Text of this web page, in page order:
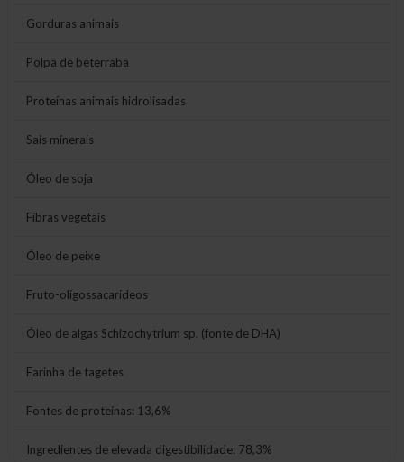
Gorduras animais
Polpa de beterraba
Proteínas animais hidrolisadas
Sais minerais
Óleo de soja
Fibras vegetais
Óleo de peixe
Fruto-oligossacarídeos
Óleo de algas Schizochytrium sp. (fonte de DHA)
Farinha de tagetes
Fontes de proteínas: 13,6%
Ingredientes de elevada digestibilidade: 78,3%